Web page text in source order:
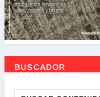
BUSCADOR
Buscar: